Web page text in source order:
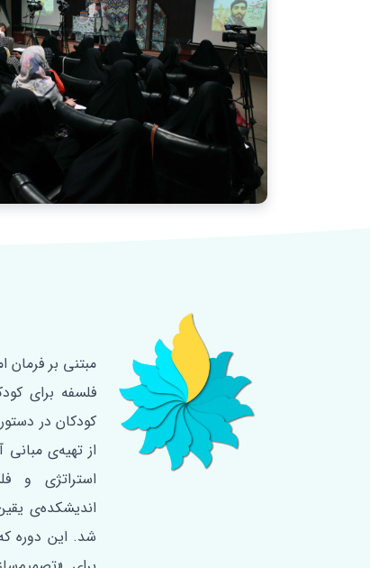
فلسفه‌ برای
کودکان در
از تهیه‌ی
استراتژی و
اندیشکده‌ی